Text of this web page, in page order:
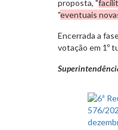
proposta, "
"eventuais
Encerrada a
votação em 1º